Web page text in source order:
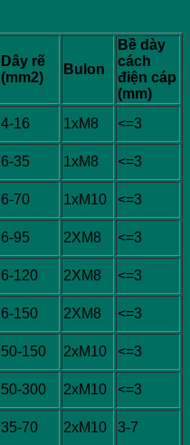
Dây rẽ
(mm2)
Bulon
Bề dày
cách
điện cáp
(mm)
4-16 1xM8
<=3
6-35 1xM8
<=3
6-70 1xM10
<=3
6-95 2XM8
<=3
6-120 2XM8
<=3
6-150 2XM8
<=3
50-150 2xM10
<=3
50-300 2xM10 <=3
35-70 2xM10
3-7